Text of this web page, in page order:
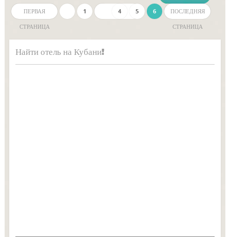
ПЕРВАЯ
СТРАНИЦА
1 …4 5 6
ПОСЛЕДНЯЯ
СТРАНИЦА
Найти отель на Кубани!